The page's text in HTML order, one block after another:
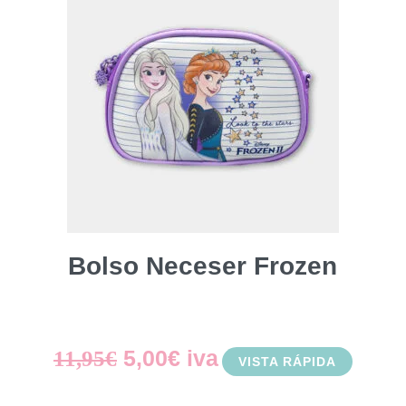
Bolso Neceser Frozen
11,95€ El
5,00€Eliva VISTA RÁPIDA